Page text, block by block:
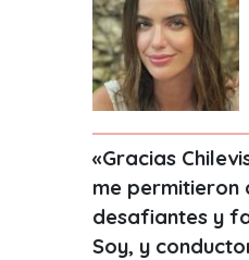
«Gracias
me permitieron
desafiantes y
Soy, y